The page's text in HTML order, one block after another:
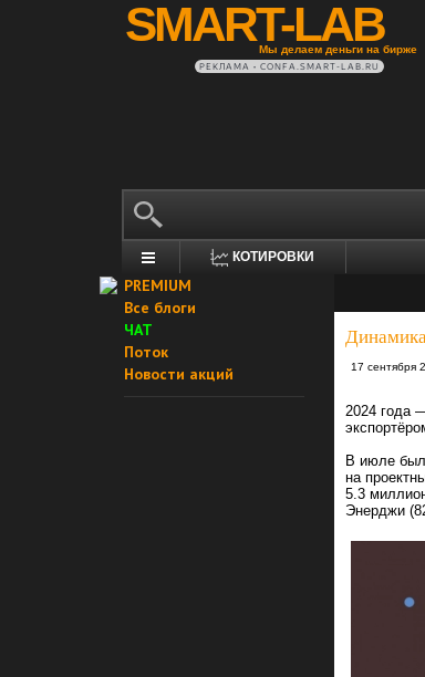
SMART-LAB
Мы делаем деньги на бирже
РЕКЛАМА • CONFA.SMART-LAB.RU
КОТИРОВКИ
PREMIUM
Все блоги
ЧАТ
Поток
Новости акций
17 сентября
2024 года
В июле
на
5.3
Энерджи